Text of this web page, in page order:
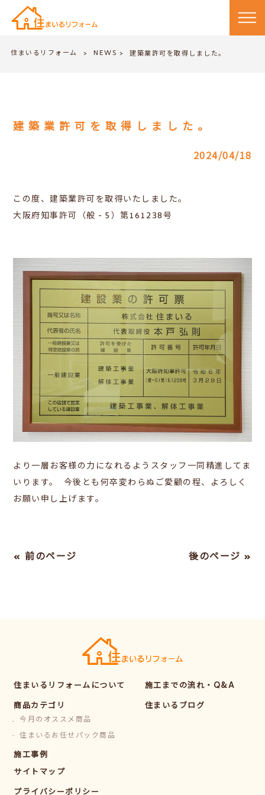
住まいるリフォーム > NEWS > 建築業許可を取得しました。
建築業許可を取得しました。
2024/04/18
この度、建築業許可を取得いたしました。
大阪府知事許可（般 - 5）第161238号
より一層お客様の力になれるようスタッフ一同精進してま
いります。
今後とも何卒変わらぬご愛顧の程、よろ しく
お願い申し上げます。
« 前のページ 後のページ »
住まいるリフォームについて
商品カテゴリ
今月のオススメ商品
住まいるお任せパック商品
施工事例
施工までの流れ・Q&A
住まいるブログ
サイトマップ